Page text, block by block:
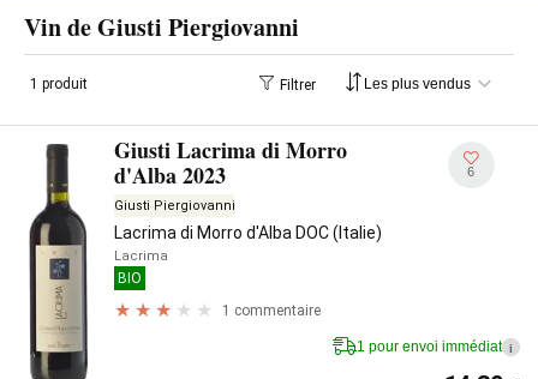
Vin de Giusti Piergiovanni
1 produit Filtrer
Giusti Lacrima di Morro
d'Alba 2023
Giusti Piergiovanni
Lacrima di Morro d'Alba DOC (Italie)
Lacrima
BIO
1 commentaire
6
1 pour envoi immédiat i